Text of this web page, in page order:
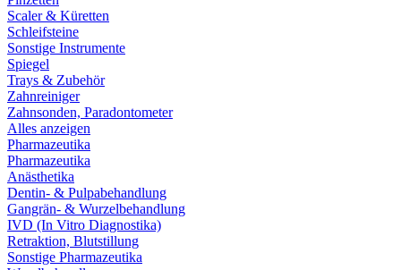
Scaler & Küretten
Schleifsteine
Sonstige Instrumente
Spiegel
Trays & Zubehör
Zahnreiniger
Zahnsonden, Paradontometer
Alles anzeigen
Pharmazeutika
Pharmazeutika
Anästhetika
Dentin- & Pulpabehandlung
Gangrän- & Wurzelbehandlung
IVD (In Vitro Diagnostika)
Retraktion, Blutstillung
Sonstige Pharmazeutika